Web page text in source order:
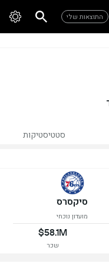
התוצאות שלי
סטטיסטיקות
סיקסרס
מועדון נוכחי
$58.1M
שכר